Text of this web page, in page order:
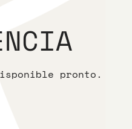
pronto.